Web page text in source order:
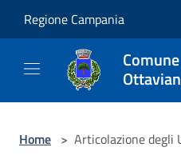
Regione Campania
Home > Articolazione degli